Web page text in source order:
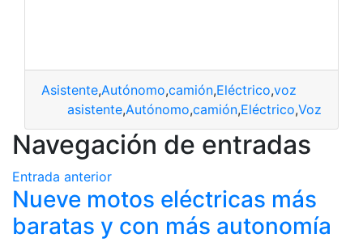
Asistente,Autónomo,camión,Eléctrico,voz
asistente,Autónomo,camión,Eléctrico,Voz
Navegación de entradas
Entrada anterior
Nueve motos eléctricas más
baratas y con más autonomía